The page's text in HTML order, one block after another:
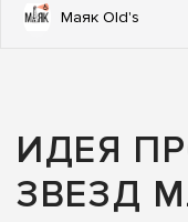
Маяк Old's
ИДЕЯ
ЗВЕЗД